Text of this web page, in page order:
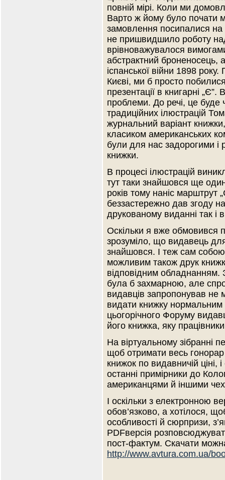
повній мірі. Коли ми
Варто ж йому було почати
замовлення посипалися на
не пришвидшило роботу
врівноважувалося
абстрактний броненосець,
іспанської війни 1898
Києві, ми б просто
презентації в книгарні „Є”.
проблеми. До речі, це
традиційних ілюстрацій
журнальний варіант
класиком американських
були для нас задорогими і
книжки.
В процесі ілюстрацій
тут таки знайшовся ще
років тому наніс марштрут
беззастережно дав згоду
друкованому виданні так і
Оскільки я вже обмовився
зрозуміло, що видавець
знайшовся. І теж сам
можливим також друк
відповідним обладнанням.
була б захмарною, але
видавців запропонував не
видати книжку
цьогорічного Форуму
його книжка, яку
На віртуальному зібранні
щоб отримати весь
книжок по видавничій ціні,
останні примірники до
американцями й іншими
І оскільки з електронною
обов’язково, а хотілося,
особливості й сюрпризи,
PDFверсія
пост-фактум. Скачати
http://www.avtura.com.ua/